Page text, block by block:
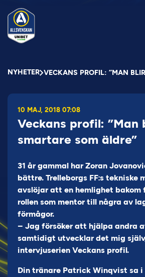
NYHETER
10 MAJ, 2018 07:08
Veckans profil: ”Man
smartare som äldre”
31 år gammal har Zoran
bättre. Trelleborgs FF:s
avslöjar att en hemlighet bakom
rollen som mentor till några av
förmågor.
– Jag försöker att hjälpa andra
samtidigt utvecklar det mig
intervjuserien Veckans profil.
Din tränare Patrick Winqvist sa